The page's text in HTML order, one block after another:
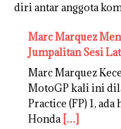
diri antar anggota
Marc Marquez
Jumpalitan Sesi
Marc Marquez
MotoGP kali ini
Practice (FP) 1,
Honda […]